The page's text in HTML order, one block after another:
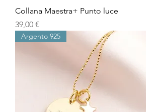
Collana Maestra+ Punto luce
Prezzo
39,00 €
Argento 925